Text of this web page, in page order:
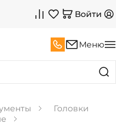
Войти
Меню
Головки